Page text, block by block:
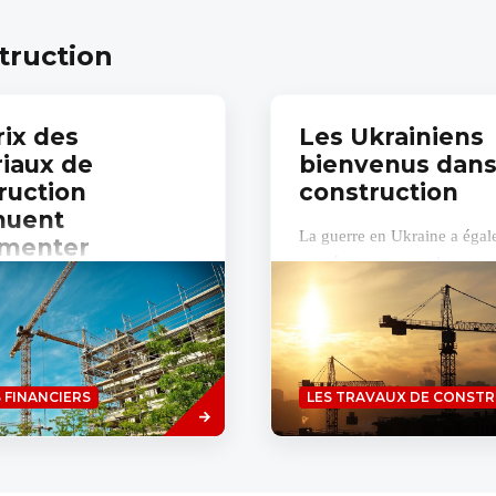
des
de
les prix des matériaux
ont augmenté en
16 %, selon une étude de
Construction à
FINANCIERS
Savoir
plus
Les Ukrainiens
bienvenus
construction
La guerre en Ukraine a
conséquences pour les
construction dont les sous-
occupent des travailleurs
LES TRAVAUX DE